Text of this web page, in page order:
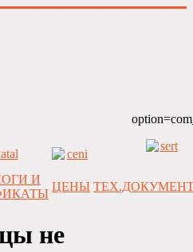
И
ЦЕНЫ
не